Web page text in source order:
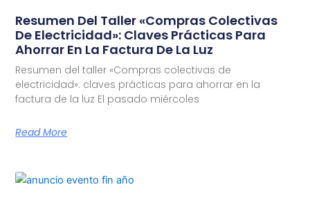
Resumen Del Taller «Compras Colectivas
De Electricidad»: Claves Prácticas Para
Ahorrar En La Factura De La Luz
Resumen del taller «Compras colectivas de
electricidad»: claves prácticas para ahorrar en la
factura de la luz El pasado miércoles
Read More